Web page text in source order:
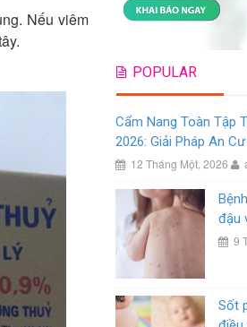
Nếu viêm
POPULAR
Cẩm Nang Toàn Tập
2026: Giải Pháp An
12 Tháng Một, 2026
đậu
9
Sốt